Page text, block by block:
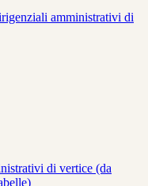
amministrativi di
di vertice (da